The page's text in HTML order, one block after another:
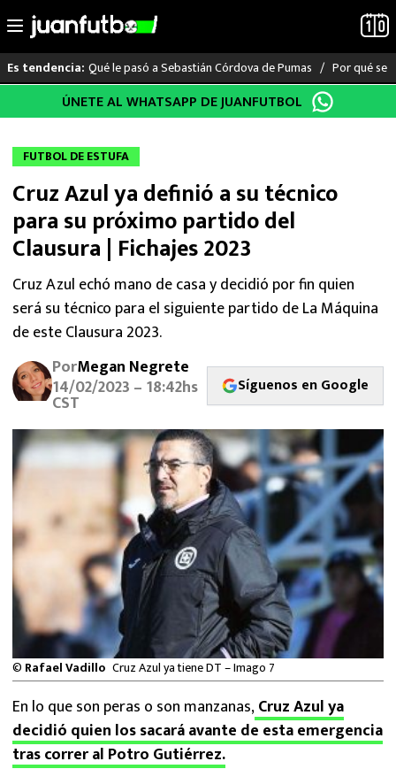
al
Es tendencia: Qué le pasó a Sebastián Córdova de Pumas Por qué se
LO ÚLTIMO
LIGA MX
RAYADOS
PUMAS
ATLANTE
SELECCIÓN MEXICANA
FUTBOL INTERNACIONAL
MEXICANOS EN EL EXTRANJERO
FUTBOL ESTUFA
FÓRMULA 1
BOXEO
LIGA MX
NFL
ÚNETE AL WHATSAPP DE JUANFUTBOL
FUTBOL DE ESTUFA
Cruz Azul ya definió a su técnico
para su próximo partido del
Clausura | Fichajes 2023
Cruz Azul echó mano de casa y decidió por fin quien
será su técnico para el siguiente partido de La Máquina
de este Clausura 2023.
PorMegan Negrete
14/02/2023 – 18:42hs
CST
Síguenos en Google
© Rafael Vadillo Cruz Azul ya tiene DT – Imago 7
En lo que son peras o son manzanas,Cruz Azul ya
decidió quien los sacará avante de esta emergencia
tras correr al Potro Gutiérrez.